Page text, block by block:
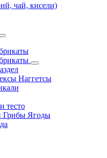
чай, кисели)
Наггетсы
тесто
Грибы Ягоды